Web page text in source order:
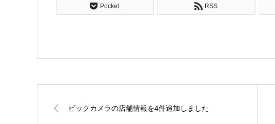
Pocket RSS
ビックカメラの店舗情報を4件追加しました